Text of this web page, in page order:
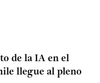
de la IA en el
llegue al pleno